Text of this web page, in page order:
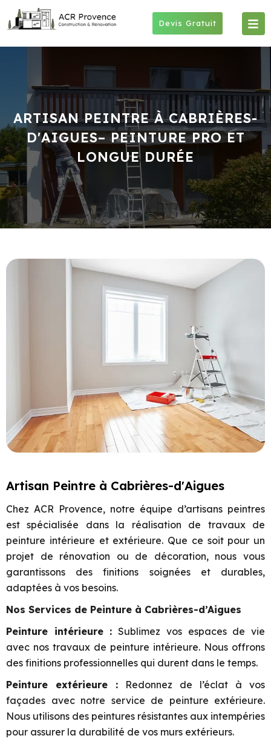
Devis Gratuit
ARTISAN PEINTRE À CABRIÈRES-
D'AIGUES– PEINTURE PRO ET
LONGUE DURÉE
Artisan Peintre à Cabrières-d'Aigues
Chez ACR Provence, notre équipe d’artisans peintres
est spécialisée dans la réalisation de travaux de
peinture intérieure et extérieure. Que ce soit pour un
projet de rénovation ou de décoration, nous vous
garantissons des finitions soignées et durables,
adaptées à vos besoins.
Nos Services de Peinture à Cabrières-d’Aigues
Peinture intérieure : Sublimez vos espaces de vie
avec nos travaux de peinture intérieure. Nous offrons
des finitions professionnelles qui durent dans le temps.
Peinture extérieure : Redonnez de l’éclat à vos
façades avec notre service de peinture extérieure.
Nous utilisons des peintures résistantes aux intempéries
pour assurer la durabilité de vos murs extérieurs.